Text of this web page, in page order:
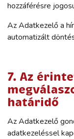
hozzáférésre
Az Adatkezelő a
automatizált
7. Az
határidő
Az Adatkezelő
adatkezeléssel